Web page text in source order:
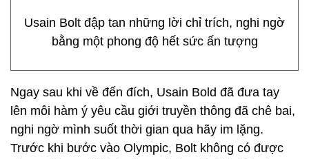
Usain Bolt đập tan những lời chỉ trích, nghi ngờ
bằng một phong độ hết sức ấn tượng
Ngay sau khi về đến đích, Usain Bold đã đưa tay
lên môi hàm ý yêu cầu giới truyền thông đã chê bai,
nghi ngờ mình suốt thời gian qua hãy im lặng.
Trước khi bước vào Olympic, Bolt không có được